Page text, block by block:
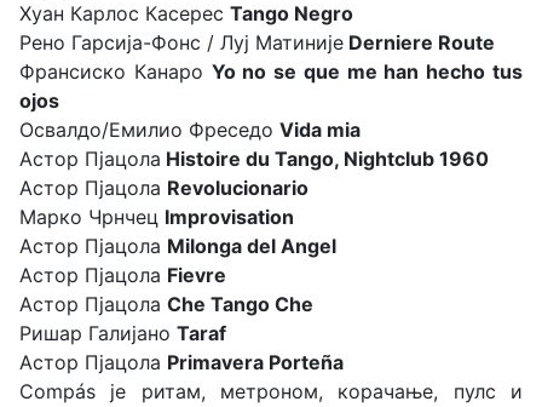
Хуан Карлос Касерес Tango Negro
Рено Гарсија-Фонс / Луј Матиније Derniere Route
Франсиско Канаро Yo no se que me han hecho tus
ojos
Освалдо/Емилио Фреседо Vida mia
Астор Пјацола Histoire du Tango, Nightclub 1960
Астор Пјацола Revolucionario
Марко Чрнчец Improvisation
Астор Пјацола Milonga del Angel
Астор Пјацола Fievre
Астор Пјацола Che Tango Che
Ришар Галијано Taraf
Астор Пјацола Primavera Porteña
Compás je ритам, метроном, корачање, пулс и